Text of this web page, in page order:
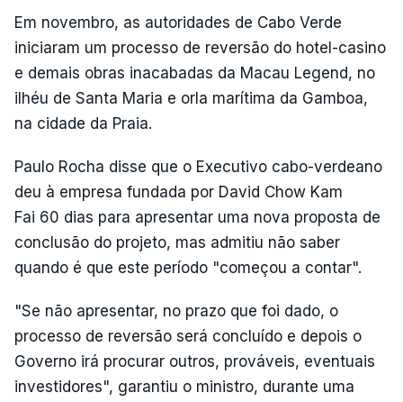
Em novembro, as autoridades de Cabo Verde
iniciaram um processo de reversão do hotel-casino
e demais obras inacabadas da Macau Legend, no
ilhéu de Santa Maria e orla marítima da Gamboa,
na cidade da Praia.
Paulo Rocha disse que o Executivo cabo-verdeano
deu à empresa fundada por David Chow Kam
Fai 60 dias para apresentar uma nova proposta de
conclusão do projeto, mas admitiu não saber
quando é que este período "começou a contar".
"Se não apresentar, no prazo que foi dado, o
processo de reversão será concluído e depois o
Governo irá procurar outros, prováveis, eventuais
investidores", garantiu o ministro, durante uma